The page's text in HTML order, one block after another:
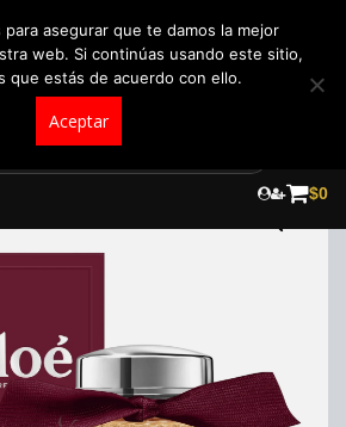
$0
para asegurar que te damos la mejor
web. Si continúas usando este sitio,
que estás de acuerdo con ello.
Aceptar